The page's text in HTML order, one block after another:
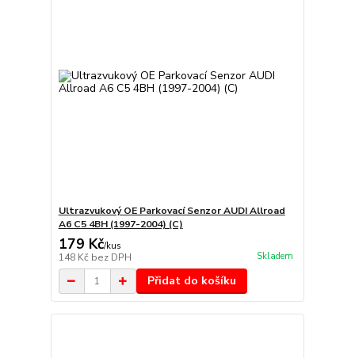
Ultrazvukový OE Parkovací Senzor AUDI Allroad
A6 C5 4BH (1997-2004) (C)
179 Kč/kus
148 Kč bez DPH Skladem
Přidat do košíku